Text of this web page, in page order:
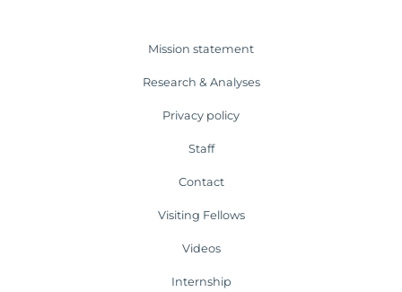
Mission statement
Research & Analyses
Privacy policy
Staff
Contact
Visiting Fellows
Videos
Internship